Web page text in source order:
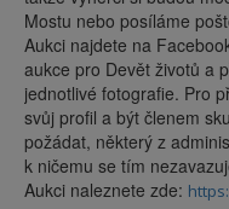
Mostu nebo posíláme
Aukci najdete na
aukce pro Devět životů a
jednotlivé fotografie. Pro
svůj profil a být členem
požádat, některý z
k ničemu se tím
Aukci naleznete zde: